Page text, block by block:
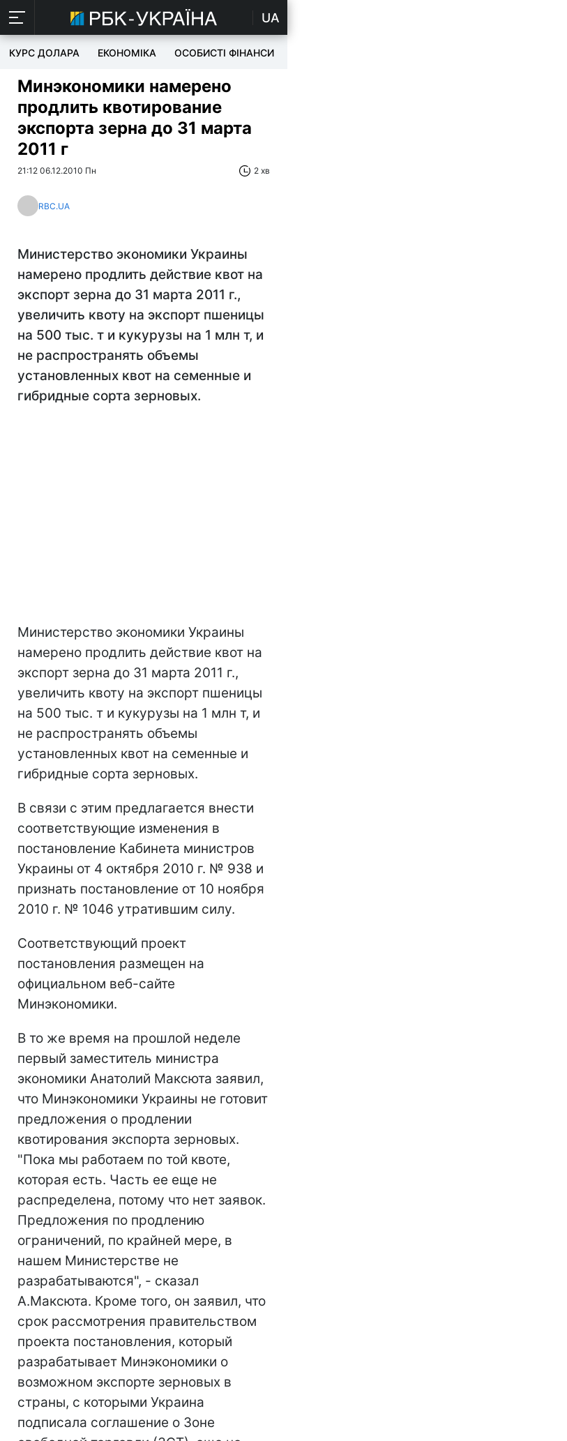
UA
КУРС ДОЛАРА ЕКОНОМІКА ОСОБИСТІ ФІНАНСИ
Минэкономики намерено
продлить квотирование
экспорта зерна до 31 марта
2011 г
21:12 06.12.2010 Пн 2 хв
RBC.UA
Министерство экономики Украины
намерено продлить действие квот на
экспорт зерна до 31 марта 2011 г.,
увеличить квоту на экспорт пшеницы
на 500 тыс. т и кукурузы на 1 млн т, и
не распространять объемы
установленных квот на семенные и
гибридные сорта зерновых.
Министерство экономики Украины
намерено продлить действие квот на
экспорт зерна до 31 марта 2011 г.,
увеличить квоту на экспорт пшеницы
на 500 тыс. т и кукурузы на 1 млн т, и
не распространять объемы
установленных квот на семенные и
гибридные сорта зерновых.
В связи с этим предлагается внести
соответствующие изменения в
постановление Кабинета министров
Украины от 4 октября 2010 г. № 938 и
признать постановление от 10 ноября
2010 г. № 1046 утратившим силу.
Соответствующий проект
постановления размещен на
официальном веб-сайте
Минэкономики.
В то же время на прошлой неделе
первый заместитель министра
экономики Анатолий Максюта заявил,
что Минэкономики Украины не готовит
предложения о продлении
квотирования экспорта зерновых.
"Пока мы работаем по той квоте,
которая есть. Часть ее еще не
распределена, потому что нет заявок.
Предложения по продлению
ограничений, по крайней мере, в
нашем Министерстве не
разрабатываются", - сказал
А.Максюта. Кроме того, он заявил, что
срок рассмотрения правительством
проекта постановления, который
разрабатывает Минэкономики о
возможном экспорте зерновых в
страны, с которыми Украина
подписала соглашение о Зоне